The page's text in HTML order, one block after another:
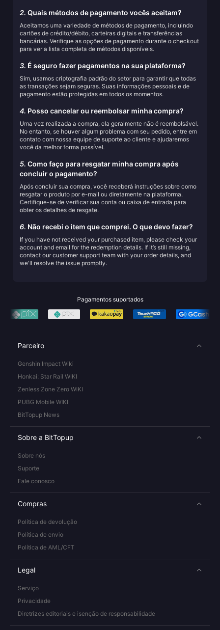
2. Quais métodos de pagamento vocês aceitam?
Aceitamos uma variedade de métodos de pagamento, incluindo
cartões de crédito/débito, carteiras digitais e transferências
bancárias. Verifique as opções de pagamento durante o checkout
para ver a lista completa de métodos disponíveis.
3. É seguro fazer pagamentos na sua plataforma?
Sim, usamos criptografia padrão do setor para garantir que todas
as transações sejam seguras. Suas informações pessoais e de
pagamento estão protegidas em todos os momentos.
4. Posso cancelar ou reembolsar minha compra?
Uma vez realizada a compra, ela geralmente não é reembolsável.
No entanto, se houver algum problema com seu pedido, entre em
contato com nossa equipe de suporte ao cliente e ajudaremos
você da melhor forma possível.
5. Como faço para resgatar minha compra após
concluir o pagamento?
Após concluir sua compra, você receberá instruções sobre como
resgatar o produto por e-mail ou diretamente na plataforma.
Certifique-se de verificar sua conta ou caixa de entrada para
obter os detalhes de resgate.
6. Não recebi o item que comprei. O que devo fazer?
If you have not received your purchased item, please check your
account and email for the redemption details. If it’s still missing,
contact our customer support team with your order details, and
we'll resolve the issue promptly.
Pagamentos suportados
Parceiro
Genshin Impact Wiki
Honkai: Star Rail WIKI
Zenless Zone Zero WIKI
PUBG Mobile WIKI
BitTopup News
Sobre a BitTopup
Sobre nós
Suporte
Fale conosco
Compras
Política de devolução
Política de envio
Política de AML/CFT
Legal
Serviço
Privacidade
Diretrizes editoriais e isenção de responsabilidade